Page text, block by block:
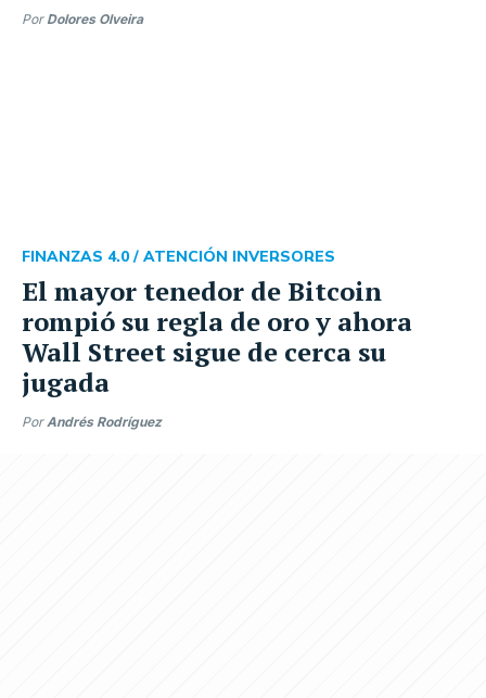
Por Dolores Olveira
El mayor tenedor de Bitcoin
rompió su regla de oro y ahora
Wall Street sigue de cerca su
jugada
FINANZAS 4.0 / ATENCIÓN INVERSORES
PorAndrés Rodríguez